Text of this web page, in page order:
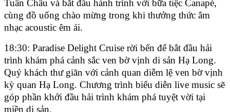
Tuần Châu và bắt đầu hành trình với bữa tiệc Canapé,
cùng đồ uống chào mừng trong khi thưởng thức âm
nhạc acoustic êm ái.
18:30: Paradise Delight Cruise rời bến để bắt đầu hải
trình khám phá cảnh sắc ven bờ vịnh di sản Hạ Long.
Quý khách thư giãn với cảnh quan diễm lệ ven bờ vịnh
kỳ quan Hạ Long. Chương trình biểu diễn live music sẽ
góp phần khởi đầu hải trình khám phá tuyệt vời tại
miền di sản.